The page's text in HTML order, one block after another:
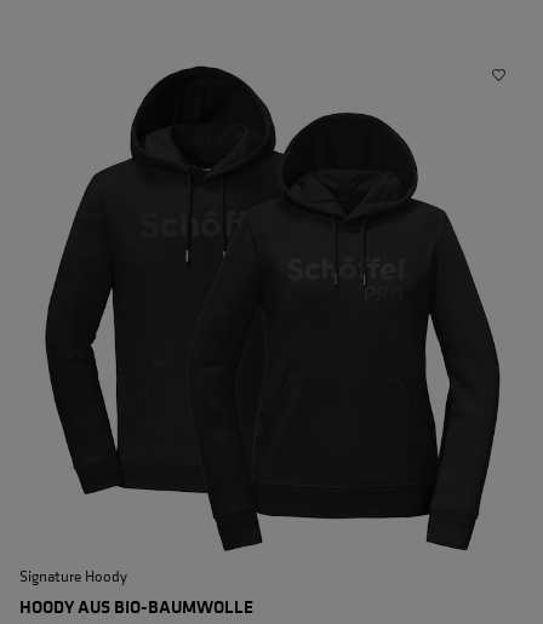
Signature Hoody
HOODY AUS BIO-BAUMWOLLE